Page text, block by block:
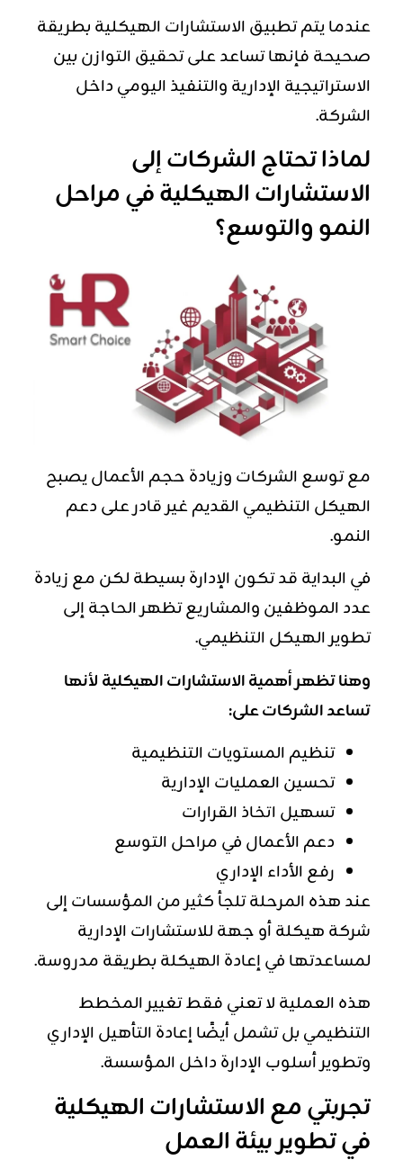
عندما يتم تطبيق الاستشارات الهيكلية بطريقة
صحيحة فإنها تساعد على تحقيق التوازن بين
الاستراتيجية الإدارية والتنفيذ اليومي داخل
الشركة.
لماذا تحتاج الشركات إلى
الاستشارات الهيكلية في مراحل
النمو والتوسع؟
مع توسع الشركات وزيادة حجم الأعمال يصبح
الهيكل التنظيمي القديم غير قادر على دعم
النمو.
في البداية قد تكون الإدارة بسيطة لكن مع زيادة
عدد الموظفين والمشاريع تظهر الحاجة إلى
تطوير الهيكل التنظيمي.
وهنا تظهر أهمية الاستشارات الهيكلية لأنها
تساعد الشركات على:
تنظيم المستويات التنظيمية
تحسين العمليات الإدارية
تسهيل اتخاذ القرارات
دعم الأعمال في مراحل التوسع
رفع الأداء الإداري
عند هذه المرحلة تلجأ كثير من المؤسسات إلى
شركة هيكلة أو جهة للاستشارات الإدارية
لمساعدتها في إعادة الهيكلة بطريقة مدروسة.
هذه العملية لا تعني فقط تغيير المخطط
التنظيمي بل تشمل أيضًا إعادة التأهيل الإداري
وتطوير أسلوب الإدارة داخل المؤسسة.
تجربتي مع الاستشارات الهيكلية
في تطوير بيئة العمل